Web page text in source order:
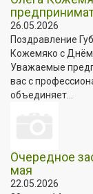
26.05.2026
Поздравление
Кожемяко с Днём
Уважаемые
вас с
объединяет...
Очередное
мая
22.05.2026